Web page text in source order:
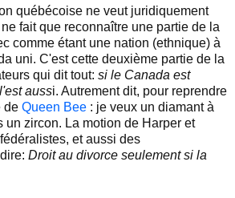
québécoise ne veut juridiquement
fait que reconnaître une partie de la
comme étant une nation (ethnique) à
uni. C'est cette deuxième partie de la
qui dit tout: si le Canada est
aussi. Autrement dit, pour reprendre
de Queen Bee : je veux un diamant à
un zircon. La motion de Harper et
et aussi des
Droit au divorce seulement si la